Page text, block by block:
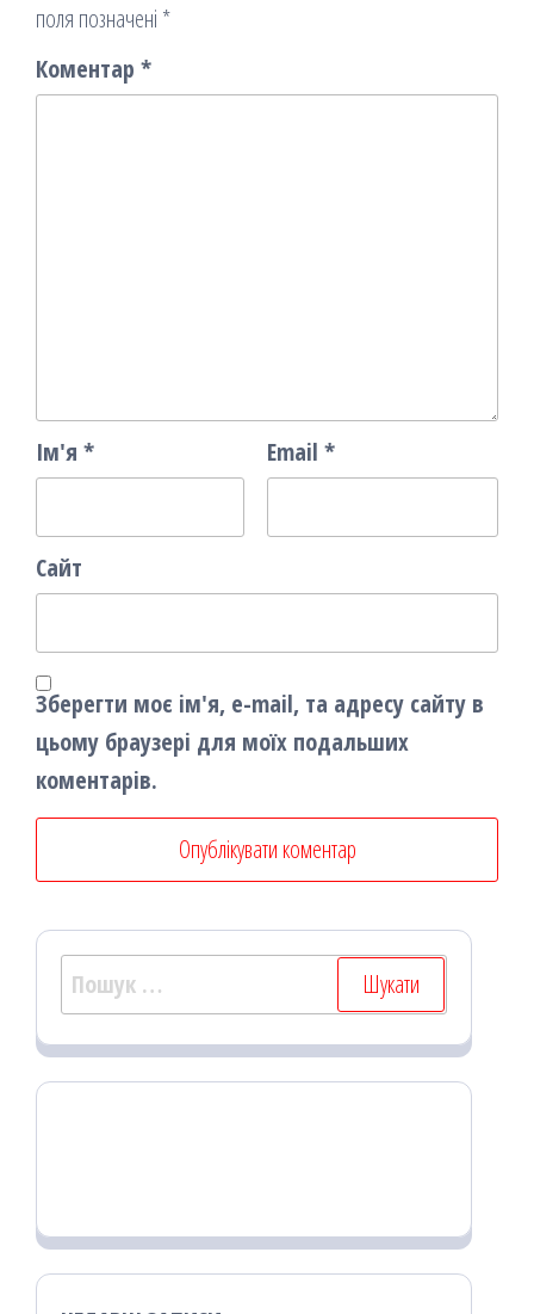
поля позначені *
Коментар *
Ім'я * Email *
Сайт
Зберегти моє ім'я, e-mail, та адресу сайту в
цьому браузері для моїх подальших
коментарів.
Пошук: